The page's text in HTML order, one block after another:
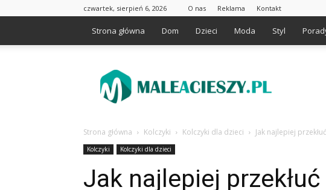
czwartek, sierpień 6, 2026 O nas Reklama Kontakt
Strona główna Dom Dzieci Moda Styl
Strona główna Kolczyki Kolczyki dla dzieci Jak najlepiej
Kolczyki Kolczyki dla dzieci
Jak najlepiej